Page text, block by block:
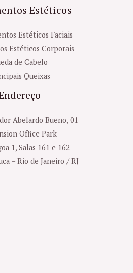
Estéticos
Estéticos Faciais
Estéticos Corporais
de Cabelo
Queixas
Abelardo Bueno, 01
Office Park
1, Salas 161 e 162
– Rio de Janeiro / RJ